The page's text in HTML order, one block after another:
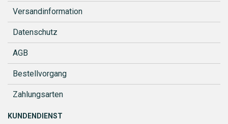
Versandinformation
Datenschutz
AGB
Bestellvorgang
Zahlungsarten
KUNDENDIENST